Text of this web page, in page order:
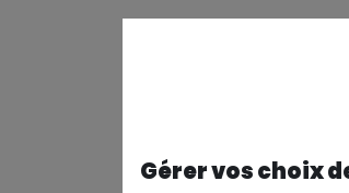
Gérer vos choix